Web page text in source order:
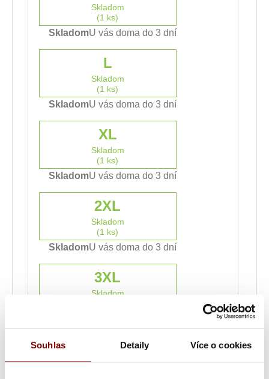
Souhlas Detaily Více o cookies
Skladom
(1 ks)
SkladomU vás doma do 3 dní
L
Skladom
(1 ks)
SkladomU vás doma do 3 dní
XL
Skladom
(1 ks)
SkladomU vás doma do 3 dní
2XL
Skladom
(1 ks)
SkladomU vás doma do 3 dní
3XL
Skladom
Skladom